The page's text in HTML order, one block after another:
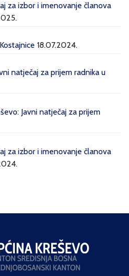
za izbor i imenovanje članova
18.07.2024.
natječaj za prijem radnika u
Javni natječaj za prijem
za izbor i imenovanje članova